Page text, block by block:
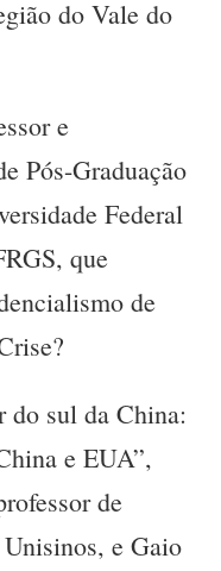
do Vale do
e
Pós-Graduação
Federal
que
de
do sul da China:
e EUA”,
de
e Gaio